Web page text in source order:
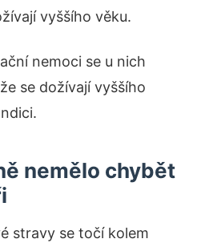
vyššího věku.
nemoci se u nich
se dožívají vyššího
nemělo chybět
stravy se točí kolem